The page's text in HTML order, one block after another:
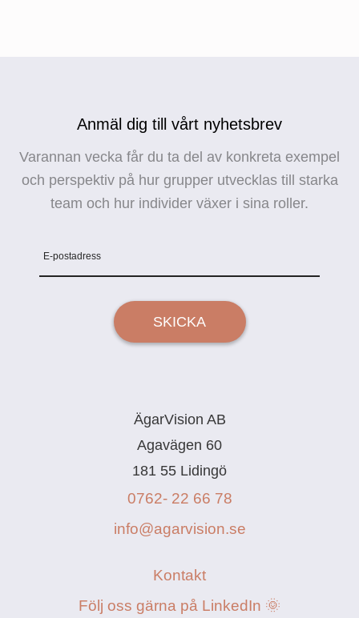
Anmäl dig till vårt nyhetsbrev
Varannan vecka får du ta del av konkreta exempel
och perspektiv på hur grupper utvecklas till starka
team och hur individer växer i sina roller.
E-postadress
SKICKA
ÄgarVision AB
Agavägen 60
181 55 Lidingö
0762- 22 66 78
info@agarvision.se
Kontakt
Följ oss gärna på LinkedIn 🌞